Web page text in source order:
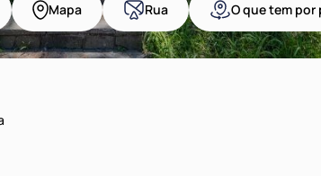
Mapa Rua O que tem por